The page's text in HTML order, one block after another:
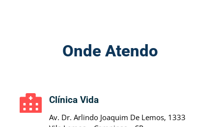
Onde Atendo
Clínica Vida
Av. Dr. Arlindo Joaquim De Lemos, 1333